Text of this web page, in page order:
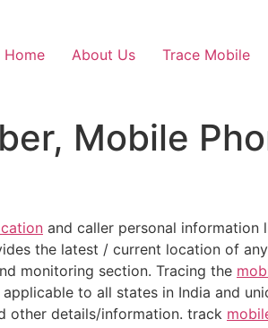
Home About Us Trace Mobile
Mobile
and caller personal information
the latest / current location of
monitoring section. Tracing the
to all states in India and
other details/information. track